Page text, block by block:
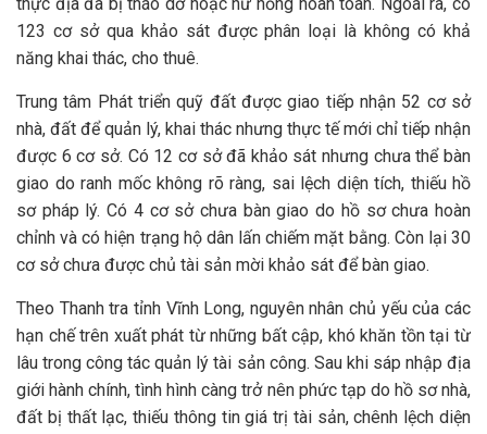
123 cơ sở qua khảo sát được phân loại là không có khả
năng khai thác, cho thuê.
Trung tâm Phát triển quỹ đất được giao tiếp nhận 52 cơ sở
nhà, đất để quản lý, khai thác nhưng thực tế mới chỉ tiếp nhận
được 6 cơ sở. Có 12 cơ sở đã khảo sát nhưng chưa thể bàn
giao do ranh mốc không rõ ràng, sai lệch diện tích, thiếu hồ
sơ pháp lý. Có 4 cơ sở chưa bàn giao do hồ sơ chưa hoàn
chỉnh và có hiện trạng hộ dân lấn chiếm mặt bằng. Còn lại 30
cơ sở chưa được chủ tài sản mời khảo sát để bàn giao.
Theo Thanh tra tỉnh Vĩnh Long, nguyên nhân chủ yếu của các
hạn chế trên xuất phát từ những bất cập, khó khăn tồn tại từ
lâu trong công tác quản lý tài sản công. Sau khi sáp nhập địa
giới hành chính, tình hình càng trở nên phức tạp do hồ sơ nhà,
đất bị thất lạc, thiếu thông tin giá trị tài sản, chênh lệch diện